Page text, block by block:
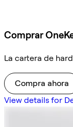
Comprar
La cartera de
Compra ahora
View details for